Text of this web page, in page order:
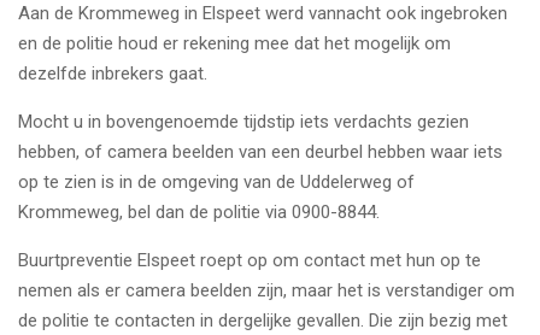
Aan de Krommeweg in Elspeet werd vannacht ook ingebroken
en de politie houd er rekening mee dat het mogelijk om
dezelfde inbrekers gaat.
Mocht u in bovengenoemde tijdstip iets verdachts gezien
hebben, of camera beelden van een deurbel hebben waar iets
op te zien is in de omgeving van de Uddelerweg of
Krommeweg, bel dan de politie via 0900-8844.
Buurtpreventie Elspeet roept op om contact met hun op te
nemen als er camera beelden zijn, maar het is verstandiger om
de politie te contacten in dergelijke gevallen. Die zijn bezig met